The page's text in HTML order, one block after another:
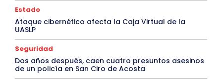
Estado
Ataque cibernético afecta la Caja Virtual de la
UASLP
Seguridad
Dos años después, caen cuatro presuntos asesinos
de un policía en San Ciro de Acosta